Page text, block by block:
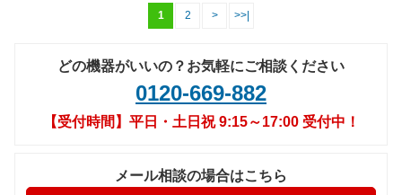
1 2 > >>|
どの機器がいいの？お気軽にご相談ください
0120-669-882
【受付時間】平日・土日祝 9:15～17:00 受付中！
メール相談の場合はこちら